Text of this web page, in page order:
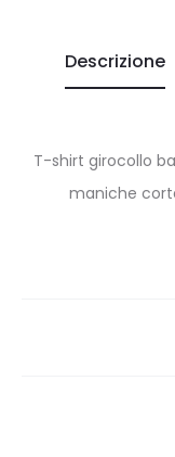
Descrizione
T-shirt girocollo
maniche